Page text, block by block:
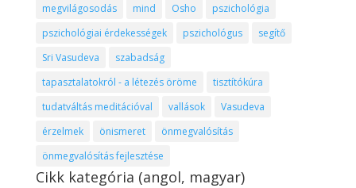
megvilágosodás
mind Osho
pszichológia
pszichológiai érdekességek
pszichológus
segítő
Sri Vasudeva
szabadság
tapasztalatokról - a létezés öröme
tisztítókúra
tudatváltás meditációval
vallások
Vasudeva
érzelmek
önismeret
önmegvalósítás
önmegvalósítás fejlesztése
Cikk kategória (angol, magyar)